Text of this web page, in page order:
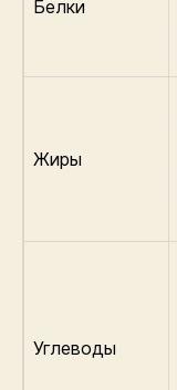
Белки
Жиры
Углеводы